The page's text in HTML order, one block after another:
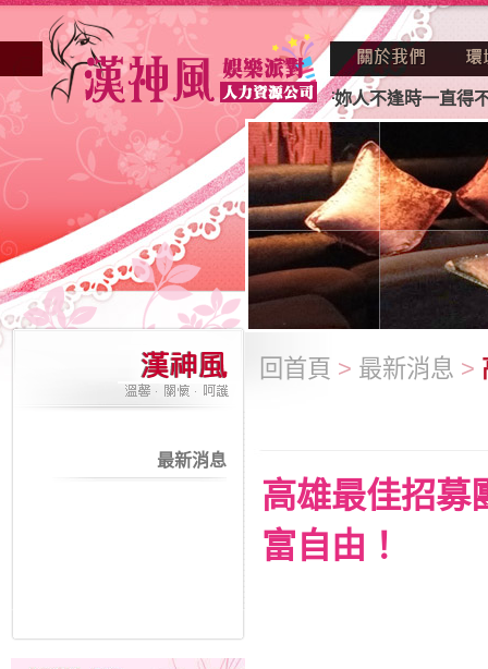
正因不景氣的年代找不到工作？也許妳人不逢時一直得不到
最新消息
回首頁 > 最新消息 >
高雄最佳招募
富自由！